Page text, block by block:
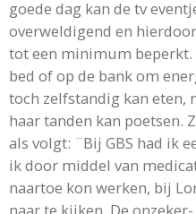
goede dag kan de tv
overweldigend en
tot een minimum
bed of op de bank om
toch zelfstandig kan eten,
haar tanden kan poetsen.
als volgt: ¨Bij GBS had ik
ik door middel van
naartoe kon werken, bij